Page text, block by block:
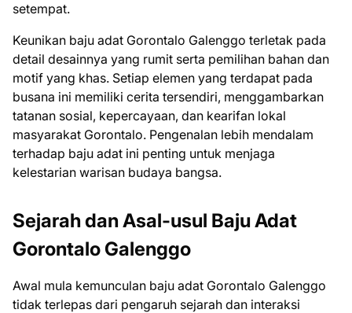
setempat.
Keunikan baju adat Gorontalo Galenggo terletak pada
detail desainnya yang rumit serta pemilihan bahan dan
motif yang khas. Setiap elemen yang terdapat pada
busana ini memiliki cerita tersendiri, menggambarkan
tatanan sosial, kepercayaan, dan kearifan lokal
masyarakat Gorontalo. Pengenalan lebih mendalam
terhadap baju adat ini penting untuk menjaga
kelestarian warisan budaya bangsa.
Sejarah dan Asal-usul Baju Adat
Gorontalo Galenggo
Awal mula kemunculan baju adat Gorontalo Galenggo
tidak terlepas dari pengaruh sejarah dan interaksi